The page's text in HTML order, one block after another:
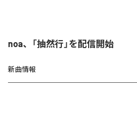
noa、「抽然行」を配信開始
新曲情報